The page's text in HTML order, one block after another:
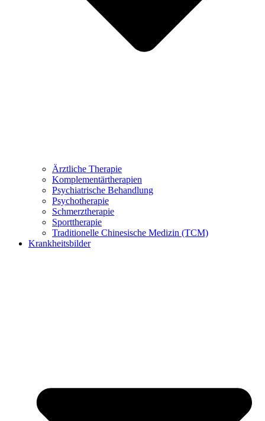
Ärztliche Therapie
Komplementärtherapien
Psychiatrische Behandlung
Psychotherapie
Schmerztherapie
Sporttherapie
Traditionelle Chinesische Medizin (TCM)
Krankheitsbilder